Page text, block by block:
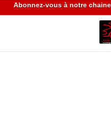
Abonnez-vous à notre